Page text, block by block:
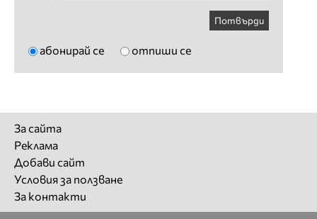
Потвърди
абонирай се отпиши се
За сайта
Реклама
Добави сайт
Условия за ползване
За контакти